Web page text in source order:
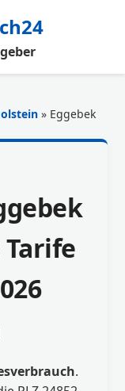
» Eggebek
Tarife
.